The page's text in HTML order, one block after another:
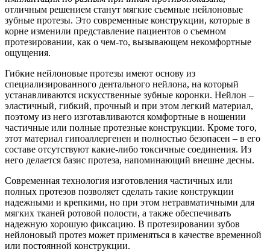
отличным решением станут мягкие съемные нейлоновые
зубные протезы. Это современные конструкции, которые в
корне изменили представление пациентов о съемном
протезировании, как о чем-то, вызывающем некомфортные
ощущения.
Гибкие нейлоновые протезы имеют основу из
специализированного дентального нейлона, на который
устанавливаются искусственные зубные коронки. Нейлон –
эластичный, гибкий, прочный и при этом легкий материал,
поэтому из него изготавливаются комфортные в ношении
частичные или полные протезные конструкции. Кроме того,
этот материал гипоаллергенен и полностью безопасен – в его
составе отсутствуют какие-либо токсичные соединения. Из
него делается базис протеза, напоминающий внешне десны.
Современная технология изготовления частичных или
полных протезов позволяет сделать такие конструкции
надежными и крепкими, но при этом нетравматичными для
мягких тканей ротовой полости, а также обеспечивать
надежную хорошую фиксацию. В протезировании зубов
нейлоновый протез может применяться в качестве временной
или постоянной конструкции.